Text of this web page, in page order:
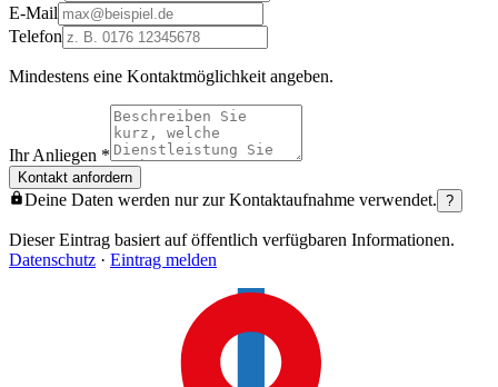
E-Mail
Telefon
Mindestens eine Kontaktmöglichkeit angeben.
Ihr Anliegen *
Kontakt anfordern
Deine Daten werden nur zur Kontaktaufnahme verwendet. ?
Dieser Eintrag basiert auf öffentlich verfügbaren Informationen.
Datenschutz · Eintrag melden